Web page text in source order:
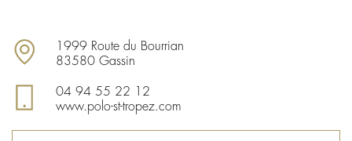
1999 Route du Bourrian
83580 Gassin
04 94 55 22 12
www.polo-st-tropez.com